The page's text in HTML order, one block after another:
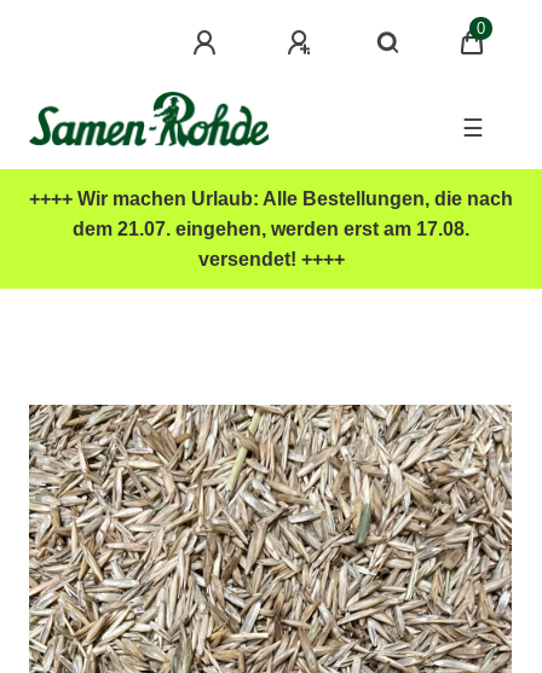
0
☰
++++ Wir machen Urlaub: Alle Bestellungen, die nach
dem 21.07. eingehen, werden erst am 17.08.
versendet! ++++